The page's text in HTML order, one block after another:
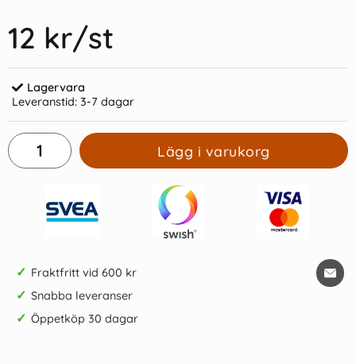
12 kr/st
Lagervara
Leveranstid: 3-7 dagar
Lägg i varukorg
✓ Fraktfritt vid 600 kr
✓ Snabba leveranser
✓ Öppetköp 30 dagar